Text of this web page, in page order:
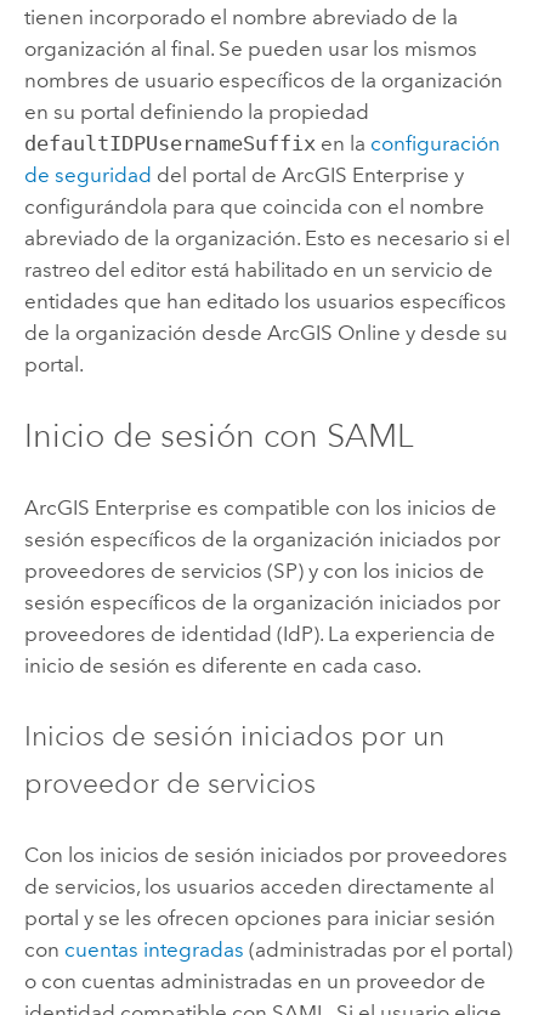
tienen incorporado el nombre abreviado de la
organización al final. Se pueden usar los mismos
nombres de usuario específicos de la organización
en su portal definiendo la propiedad
defaultIDPUsernameSuffix en la configuración
de seguridad del portal de ArcGIS Enterprise y
configurándola para que coincida con el nombre
abreviado de la organización. Esto es necesario si el
rastreo del editor está habilitado en un servicio de
entidades que han editado los usuarios específicos
de la organización desde ArcGIS Online y desde su
portal.
Inicio de sesión con SAML
ArcGIS Enterprise es compatible con los inicios de
sesión específicos de la organización iniciados por
proveedores de servicios (SP) y con los inicios de
sesión específicos de la organización iniciados por
proveedores de identidad (IdP). La experiencia de
inicio de sesión es diferente en cada caso.
Inicios de sesión iniciados por un
proveedor de servicios
Con los inicios de sesión iniciados por proveedores
de servicios, los usuarios acceden directamente al
portal y se les ofrecen opciones para iniciar sesión
con cuentas integradas (administradas por el portal)
o con cuentas administradas en un proveedor de